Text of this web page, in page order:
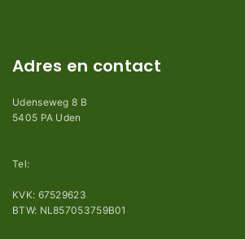
Adres en contact
Udenseweg 8 B
5405 PA Uden
Tel:
KVK: 67529623
BTW: NL857053759B01